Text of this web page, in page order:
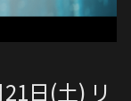
日(土) リ